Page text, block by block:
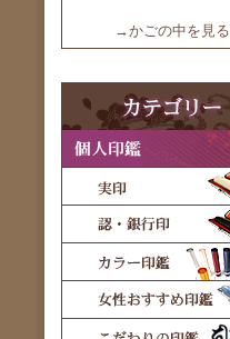
→かごの中を見る